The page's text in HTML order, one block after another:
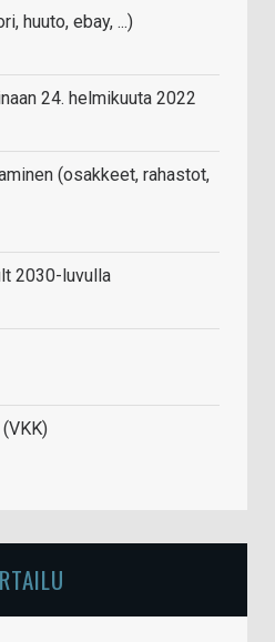
huuto, ebay, ...)
24. helmikuuta 2022
(osakkeet, rahastot,
2030-luvulla